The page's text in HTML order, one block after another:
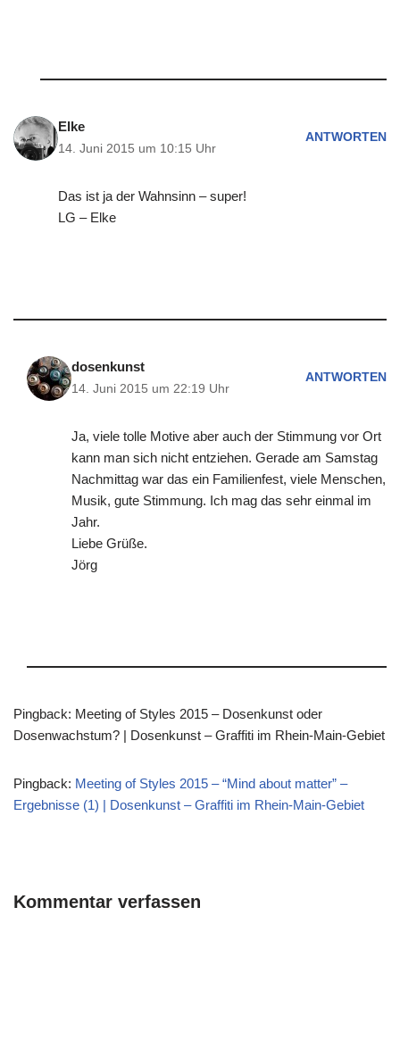
Elke
14. Juni 2015 um 10:15 Uhr
ANTWORTEN
Das ist ja der Wahnsinn – super!
LG – Elke
dosenkunst
14. Juni 2015 um 22:19 Uhr
ANTWORTEN
Ja, viele tolle Motive aber auch der Stimmung vor Ort
kann man sich nicht entziehen. Gerade am Samstag
Nachmittag war das ein Familienfest, viele Menschen,
Musik, gute Stimmung. Ich mag das sehr einmal im
Jahr.
Liebe Grüße.
Jörg
Pingback: Meeting of Styles 2015 – Dosenkunst oder
Dosenwachstum? | Dosenkunst – Graffiti im Rhein-Main-Gebiet
Pingback: Meeting of Styles 2015 – “Mind about matter” –
Ergebnisse (1) | Dosenkunst – Graffiti im Rhein-Main-Gebiet
Kommentar verfassen